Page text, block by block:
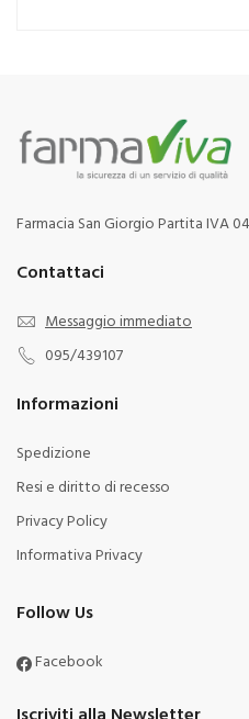
Farmacia San Giorgio Partita IVA
Contattaci
Messaggio immediato
095/439107
Informazioni
Spedizione
Resi e diritto di recesso
Privacy Policy
Informativa Privacy
Follow Us
Facebook
Iscriviti alla Newsletter